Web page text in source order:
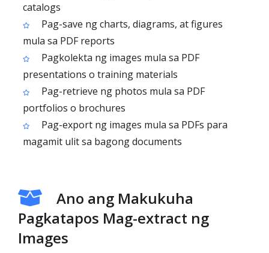
catalogs
Pag-save ng charts, diagrams, at figures
mula sa PDF reports
Pagkolekta ng images mula sa PDF
presentations o training materials
Pag-retrieve ng photos mula sa PDF
portfolios o brochures
Pag-export ng images mula sa PDFs para
magamit ulit sa bagong documents
Ano ang Makukuha
Pagkatapos Mag-extract ng
Images